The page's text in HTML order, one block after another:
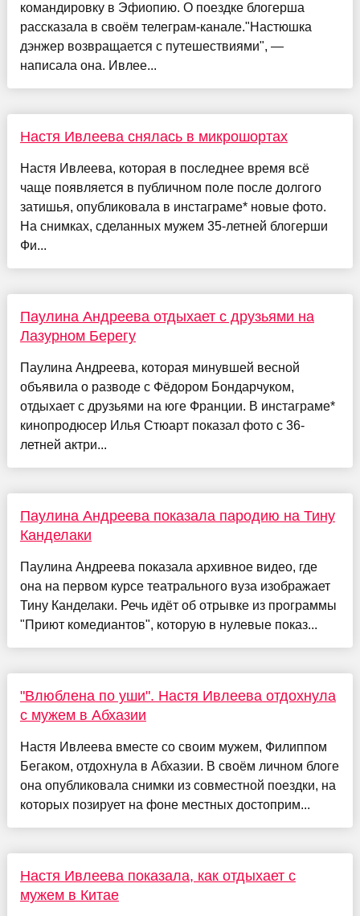
командировку в Эфиопию. О поездке блогерша
рассказала в своём телеграм-канале."Настюшка
дэнжер возвращается с путешествиями", —
написала она. Ивлее...
Настя Ивлеева снялась в микрошортах
Настя Ивлеева, которая в последнее время всё
чаще появляется в публичном поле после долгого
затишья, опубликовала в инстаграме* новые фото.
На снимках, сделанных мужем 35-летней блогерши
Фи...
Паулина Андреева отдыхает с друзьями на
Лазурном Берегу
Паулина Андреева, которая минувшей весной
объявила о разводе с Фёдором Бондарчуком,
отдыхает с друзьями на юге Франции. В инстаграме*
кинопродюсер Илья Стюарт показал фото с 36-
летней актри...
Паулина Андреева показала пародию на Тину
Канделаки
Паулина Андреева показала архивное видео, где
она на первом курсе театрального вуза изображает
Тину Канделаки. Речь идёт об отрывке из программы
"Приют комедиантов", которую в нулевые показ...
"Влюблена по уши". Настя Ивлеева отдохнула
с мужем в Абхазии
Настя Ивлеева вместе со своим мужем, Филиппом
Бегаком, отдохнула в Абхазии. В своём личном блоге
она опубликовала снимки из совместной поездки, на
которых позирует на фоне местных достоприм...
Настя Ивлеева показала, как отдыхает с
мужем в Китае